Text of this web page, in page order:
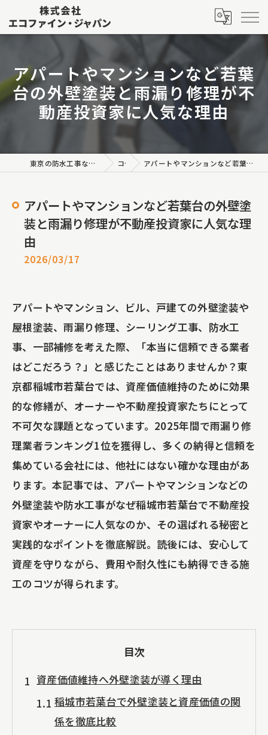
アパートやマンションなど若葉
台の外壁塗装と雨漏り修理が不
動産投資家に人気な理由
東京の防水工事なら株式会社エコファイン・ジャパン コラム アパートやマンションなど若葉台の外壁塗装と雨漏り修理が不動産投資家に人気な理由
アパートやマンションなど若葉台の外壁塗
装と雨漏り修理が不動産投資家に人気な理
由
2026/03/17
アパートやマンション、ビル、戸建ての外壁塗装や
屋根塗装、雨漏り修理、シーリング工事、防水工
事、一部補修を考えた際、「本当に信頼できる業者
はどこだろう？」と感じたことはありませんか？東
京都稲城市若葉台では、資産価値維持のために効果
的な修繕が、オーナーや不動産投資家たちにとって
不可欠な課題となっています。2025年間で雨漏り修
理業者ランキング1位を獲得し、多くの納得と信頼を
集めている会社には、他社にはない確かな理由があ
ります。本記事では、アパートやマンションなどの
外壁塗装や防水工事がなぜ稲城市若葉台で不動産投
資家やオーナーに人気なのか、その選ばれる秘密と
実践的なポイントを徹底解説。読後には、安心して
資産を守りながら、費用や耐久性にも納得できる施
工のコツが得られます。
目次
資産価値維持へ外壁塗装が導く理由
稲城市若葉台で外壁塗装と資産価値の関
係を徹底比較